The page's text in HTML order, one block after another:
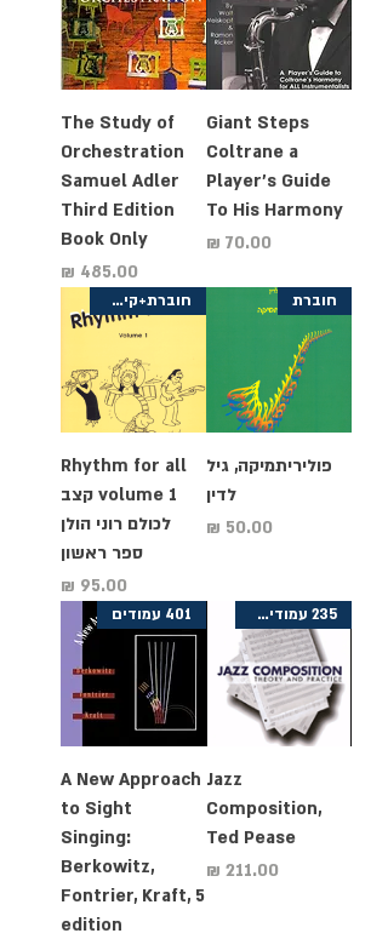
Giant Steps
Coltrane a
Player's Guide
To His Harmony
מחיר
The Study of
Orchestration
Samuel Adler
Third Edition
Book Only
מחיר
חוברת
פוליריתמיקה, גיל
לדין
מחיר
חוברת+קישור להורדת MP3
Rhythm for all
volume 1 קצב
לכולם רוני הולן
ספר ראשון
מחיר
235 עמודים+ CD
Jazz
Composition,
Ted Pease
מחיר
401 עמודים
A New Approach
to Sight
Singing:
Berkowitz,
Fontrier, Kraft, 5
edition